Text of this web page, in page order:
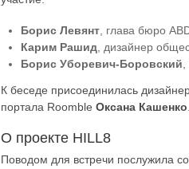
Борис Левянт , глава бюро
Карим Рашид , дизайнер
Борис Уборевич-Боровский
К беседе присоединилась
портала RoombleОксана Кашенко
О проекте HILL8
Поводом для встречи послужила